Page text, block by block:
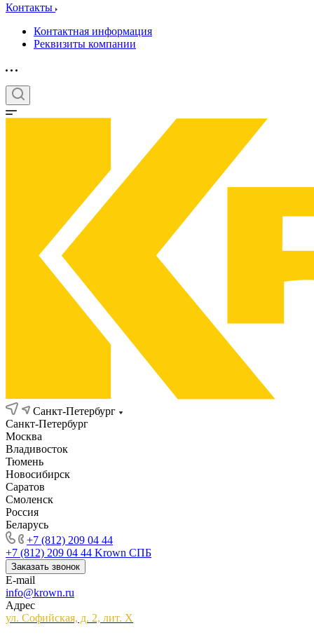
Контакты
Контактная информация
Реквизиты компании
Санкт-Петербург
Санкт-Петербург
Москва
Владивосток
Тюмень
Новосибирск
Саратов
Смоленск
Россия
Беларусь
+7 (812) 209 04 44
+7 (812) 209 04 44 Krown СПБ
Заказать звонок
E-mail
info@krown.ru
Адрес
ул. Софийская, д. 2, лит. Х